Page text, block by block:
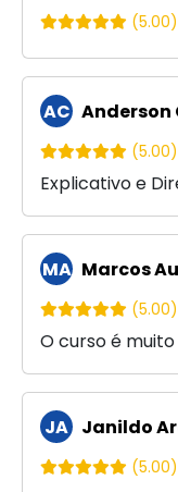
(5.00)
AC Anderson
(5.00)
Explicativo e
MA Marcos
(5.00)
O curso é
JA Janildo
(5.00)